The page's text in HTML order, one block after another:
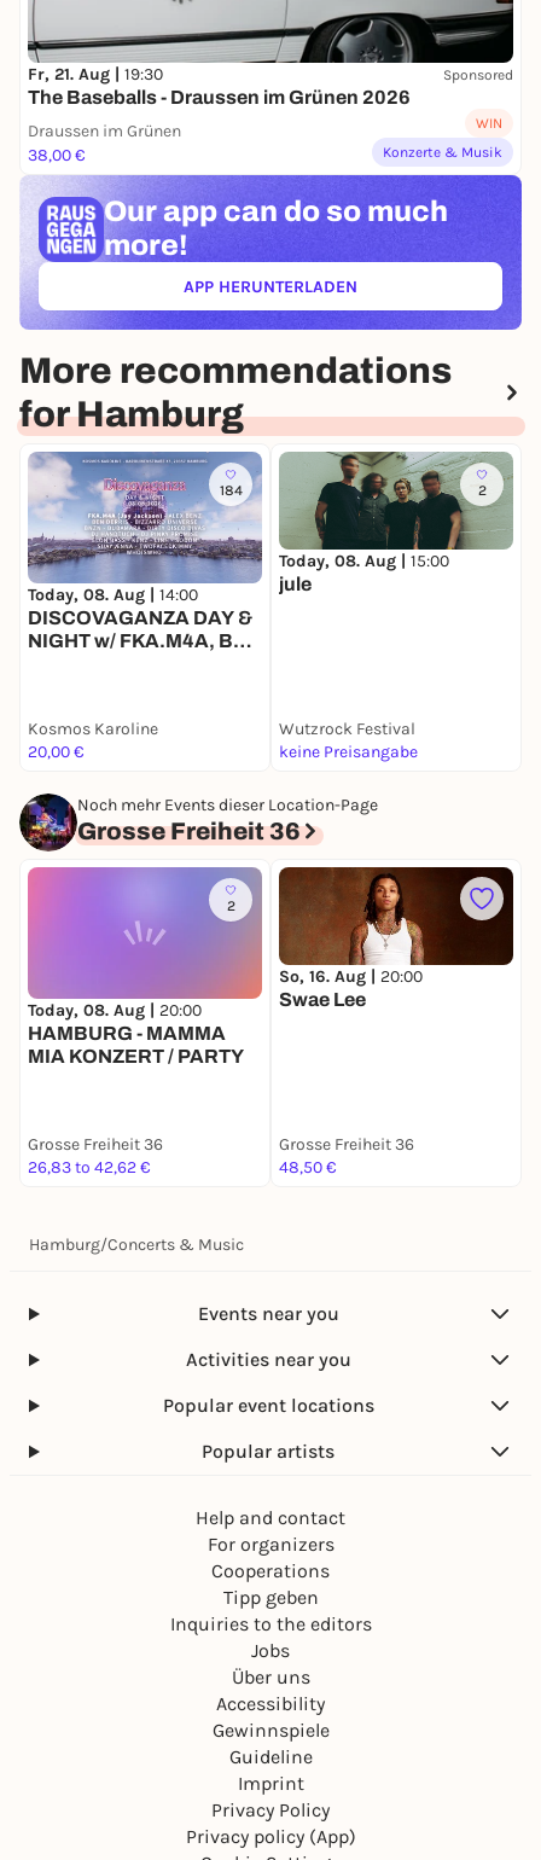
Fr, 21. Aug | 19:30 Sponsored
The Baseballs - Draussen im Grünen 2026
Draussen im Grünen
38,00 €
WIN
Konzerte & Musik
Our app can do so much
more!
APP HERUNTERLADEN(ÖFFNET IN NEUEM TAB)
More recommendations
for Hamburg
184
Today, 08. Aug | 14:00
DISCOVAGANZA DAY &
NIGHT w/ FKA.M4A, BEN
Kosmos Karoline
20,00 €
2
Today, 08. Aug | 15:00
jule
Wutzrock Festival
keine Preisangabe
Noch mehr Events dieser Location-Page
Grosse Freiheit 36
2
Today, 08. Aug | 20:00
HAMBURG - MAMMA
MIA KONZERT / PARTY
Grosse Freiheit 36
26,83 to 42,62 €
So, 16. Aug | 20:00
Swae Lee
Grosse Freiheit 36
48,50 €
Hamburg/Concerts & Music
Events near you
Activities near you
Popular event locations
Popular artists
Help and contact
For organizers
Cooperations
Tipp geben
Inquiries to the editors
Jobs
Über uns
Accessibility
Gewinnspiele
Guideline
Imprint
Privacy Policy
Privacy policy (App)